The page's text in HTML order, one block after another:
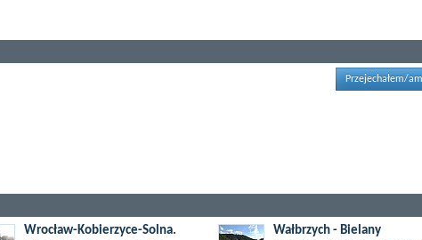
Przejechałem/
Wrocław-Kobierzyce-Solna.
Wałbrzych - Bielany